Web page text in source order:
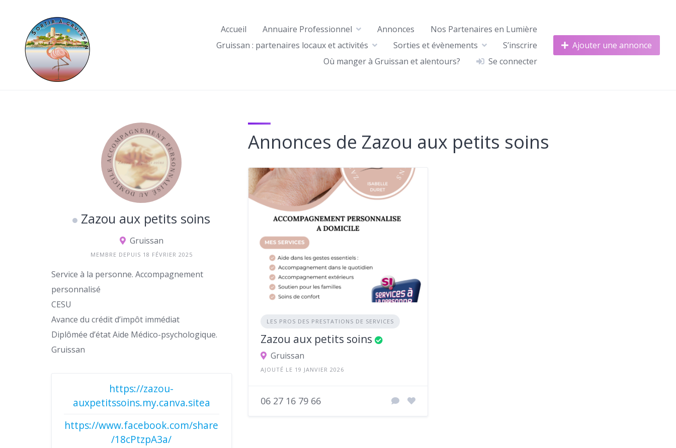
Accueil Annuaire Professionnel Annonces
Nos Partenaires en Lumière
Gruissan : partenaires locaux et activités
Sorties et évènements
S’inscrire
Où manger à Gruissan et alentours?
Se connecter
Ajouter une annonce
Zazou aux petits soins
Gruissan
MEMBRE DEPUIS 18 FÉVRIER 2025
Service à la personne. Accompagnement
personnalisé
CESU
Avance du crédit d’impôt immédiat
Diplômée d’état Aide Médico-psychologique.
Gruissan
https://zazou-
auxpetitssoins.my.canva.sitea
https://www.facebook.com/share
/18cPtzpA3a/
Annonces de Zazou aux petits soins
LES PROS DES PRESTATIONS DE SERVICES
Zazou aux petits soins
Gruissan
AJOUTÉ LE 19 JANVIER 2026
06 27 16 79 66